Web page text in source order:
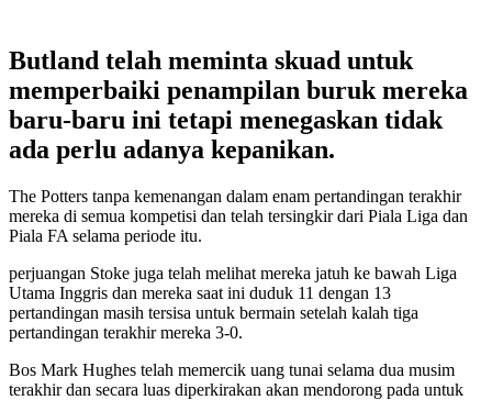
Butland telah meminta skuad untuk
memperbaiki penampilan buruk mereka
baru-baru ini tetapi menegaskan tidak
ada perlu adanya kepanikan.
The Potters tanpa kemenangan dalam enam pertandingan terakhir
mereka di semua kompetisi dan telah tersingkir dari Piala Liga dan
Piala FA selama periode itu.
perjuangan Stoke juga telah melihat mereka jatuh ke bawah Liga
Utama Inggris dan mereka saat ini duduk 11 dengan 13
pertandingan masih tersisa untuk bermain setelah kalah tiga
pertandingan terakhir mereka 3-0.
Bos Mark Hughes telah memercik uang tunai selama dua musim
terakhir dan secara luas diperkirakan akan mendorong pada untuk